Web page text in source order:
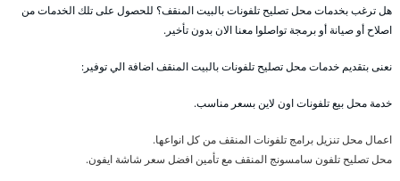
هل ترغب بخدمات محل تصليح تلفونات بالبيت المنقف؟ للحصول على تلك الخدمات من
اصلاح أو صيانة أو برمجة تواصلوا معنا الان بدون تأخير.
نعنى بتقديم خدمات محل تصليح تلفونات بالبيت المنقف اضافة الي توفير:
خدمة محل بيع تلفونات اون لاين بسعر مناسب.
اعمال محل تنزيل برامج تلفونات المنقف من كل انواعها.
محل تصليح تلفون سامسونج المنقف مع تأمين افضل سعر شاشة ايفون.